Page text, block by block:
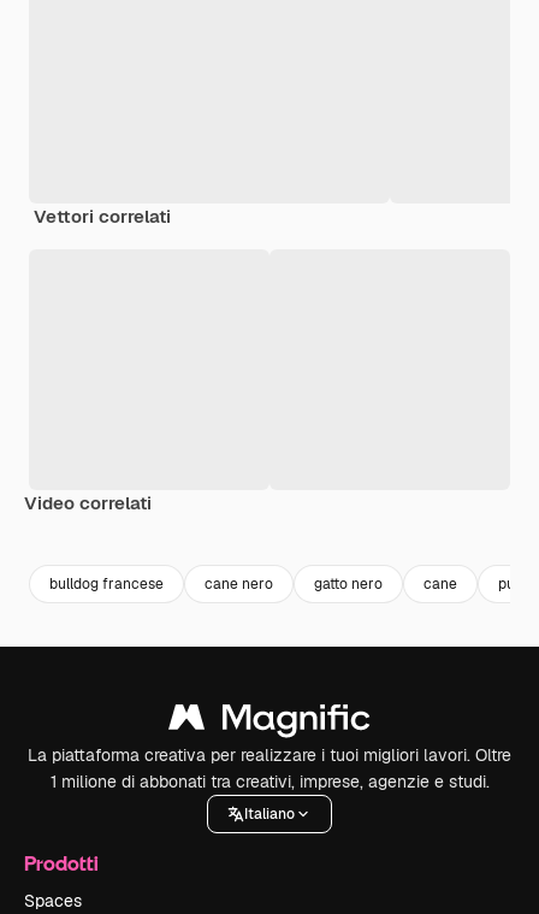
Vettori correlati
Video correlati
bulldog francese cane nero gatto nero cane puppy
La piattaforma creativa per realizzare i tuoi migliori lavori. Oltre
1 milione di abbonati tra creativi, imprese, agenzie e studi.
Italiano
Prodotti
Spaces